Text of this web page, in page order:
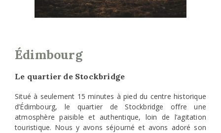
Édimbourg
Le quartier de Stockbridge
Situé à seulement 15 minutes à pied du centre historique
d’Édimbourg, le quartier de Stockbridge offre une
atmosphère paisible et authentique, loin de l’agitation
touristique. Nous y avons séjourné et avons adoré son